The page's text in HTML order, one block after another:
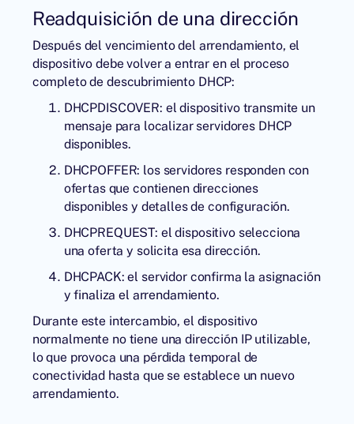
Readquisición de una dirección
Después del vencimiento del arrendamiento, el
dispositivo debe volver a entrar en el proceso
completo de descubrimiento DHCP:
DHCPDISCOVER: el dispositivo transmite un
mensaje para localizar servidores DHCP
disponibles.
DHCPOFFER: los servidores responden con
ofertas que contienen direcciones
disponibles y detalles de configuración.
DHCPREQUEST: el dispositivo selecciona
una oferta y solicita esa dirección.
DHCPACK: el servidor confirma la asignación
y finaliza el arrendamiento.
Durante este intercambio, el dispositivo
normalmente no tiene una dirección IP utilizable,
lo que provoca una pérdida temporal de
conectividad hasta que se establece un nuevo
arrendamiento.